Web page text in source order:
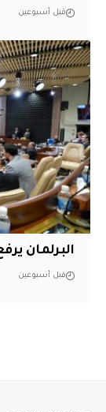
قبل أسبوعين
البرلمان
قبل أسبوعين